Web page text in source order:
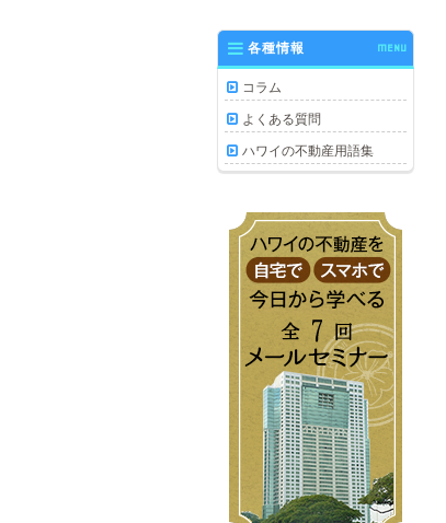
各種情報 MENU
コラム
よくある質問
ハワイの不動産用語集